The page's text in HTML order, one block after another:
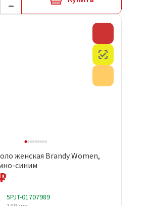
женская Brandy Women,
синим
5PJT-01707989